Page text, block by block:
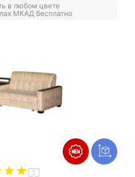
в любом цвете
МКАД бесплатно
3